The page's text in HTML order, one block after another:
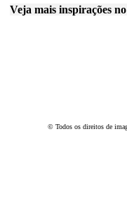
Veja mais inspirações
© Todos os direitos de